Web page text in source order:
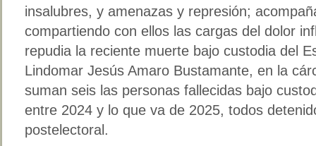
insalubres, y amenazas y represión;
compartiendo con ellos las cargas del dolor
repudia la reciente muerte bajo custodia del
Lindomar Jesús Amaro Bustamante, en la
suman seis las personas fallecidas bajo
entre 2024 y lo que va de 2025, todos
postelectoral.